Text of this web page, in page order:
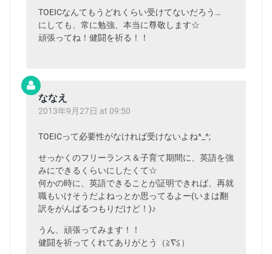
TOEICなんてもうどれくらい受けてないだろう…
にしても、常に勉強、本当に尊敬します☆
頑張ってね！健闘を祈る！！
ななえ
2013年9月27日 at 09:50
TOEICって必要性がなければ受けないよね^_^;
せっかくのフリーランス＆子育て期間に、英語を強
みにできるくらいにしたくて☆
何かの時に、英語できることが証明できれば、再就
職もいけそうだよねっとか思ってるよー(いまは翻
訳をがんばるつもりだけど！)♪
うん、頑張ってみます！！
健闘を祈ってくれてありがとう（≧∇≦）